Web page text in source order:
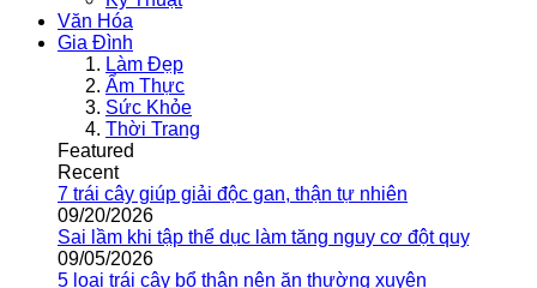
Văn Hóa
Gia Đình
Làm Đẹp
Ẩm Thực
Sức Khỏe
Thời Trang
Featured
Recent
7 trái cây giúp giải độc gan, thận tự nhiên
09/20/2026
Sai lầm khi tập thể dục làm tăng nguy cơ đột quỵ
09/05/2026
5 loại trái cây bổ thận nên ăn thường xuyên